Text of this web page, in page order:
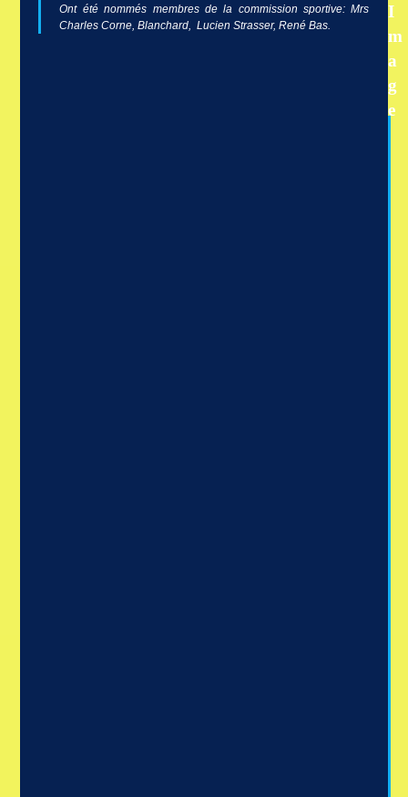
Ont été nommés membres de la commission sportive: Mrs
Charles Corne, Blanchard, Lucien Strasser, René Bas.